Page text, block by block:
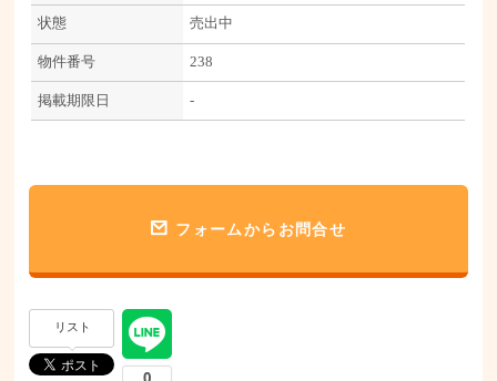
状態 売出中
物件番号 238
掲載期限日 -
フォームからお問合せ
リスト